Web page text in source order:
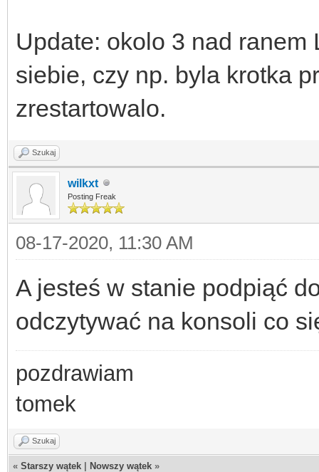
Update: okolo 3 nad
siebie, czy np. byla krotka
zrestartowalo.
Szukaj
wilkxt
Posting Freak
08-17-2020, 11:30 AM
A jesteś w stanie podpiąć
odczytywać na konsoli co
pozdrawiam
tomek
Szukaj
« Starszy wątek Nowszy wątek »